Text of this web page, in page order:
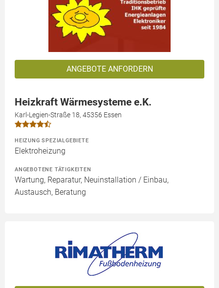
ANGEBOTE ANFORDERN
Heizkraft Wärmesysteme e.K.
Karl-Legien-Straße 18, 45356 Essen
HEIZUNG SPEZIALGEBIETE
Elektroheizung
ANGEBOTENE TÄTIGKEITEN
Wartung, Reparatur, Neuinstallation / Einbau,
Austausch, Beratung